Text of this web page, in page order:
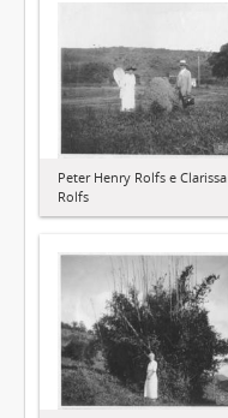
Peter Henry Rolfs e Clarissa
Rolfs